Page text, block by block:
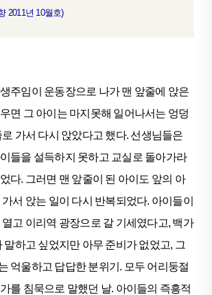
2011년 10월호)
주임이 운동장으로 나가 맨 앞줄에 앉은
면 그 아이는 마지못해 일어나서는 엉덩
가서 다시 앉았다고 했다. 선생님들은
들을 설득하지 못하고 교실로 돌아가라
다. 그러면 맨 앞줄이 된 아이도 앞의 아
서 앉는 일이 다시 반복되었다. 아이들이
고 이리역 광장으로 갈 기세였다고, 백가
말하고 싶었지만 아무 준비가 없었고, 그
억울하고 답답한 분위기. 모두 어리둥절
를 침묵으로 말했던 날. 아이들의 즉흥적